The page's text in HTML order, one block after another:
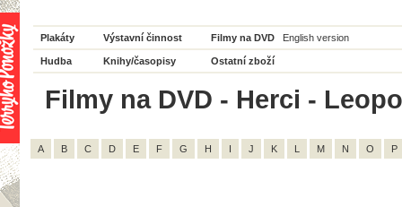
Plakáty Výstavní činnost Filmy na DVD English version
Hudba Knihy/časopisy Ostatní zboží
Filmy na DVD - Herci -
A B C D E F G H I J K L M N O P